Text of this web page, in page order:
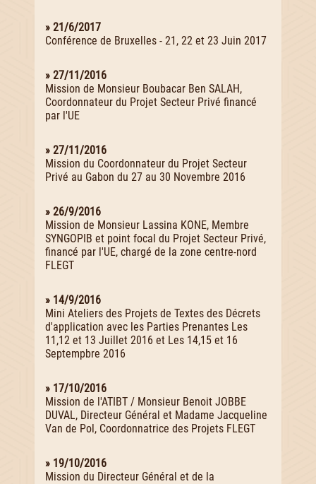
» 21/6/2017
Conférence de Bruxelles - 21, 22 et 23 Juin 2017
» 27/11/2016
Mission de Monsieur Boubacar Ben SALAH,
Coordonnateur du Projet Secteur Privé financé
par l'UE
» 27/11/2016
Mission du Coordonnateur du Projet Secteur
Privé au Gabon du 27 au 30 Novembre 2016
» 26/9/2016
Mission de Monsieur Lassina KONE, Membre
SYNGOPIB et point focal du Projet Secteur Privé,
financé par l'UE, chargé de la zone centre-nord
FLEGT
» 14/9/2016
Mini Ateliers des Projets de Textes des Décrets
d'application avec les Parties Prenantes Les
11,12 et 13 Juillet 2016 et Les 14,15 et 16
Septempbre 2016
» 17/10/2016
Mission de l'ATIBT / Monsieur Benoit JOBBE
DUVAL, Directeur Général et Madame Jacqueline
Van de Pol, Coordonnatrice des Projets FLEGT
» 19/10/2016
Mission du Directeur Général et de la